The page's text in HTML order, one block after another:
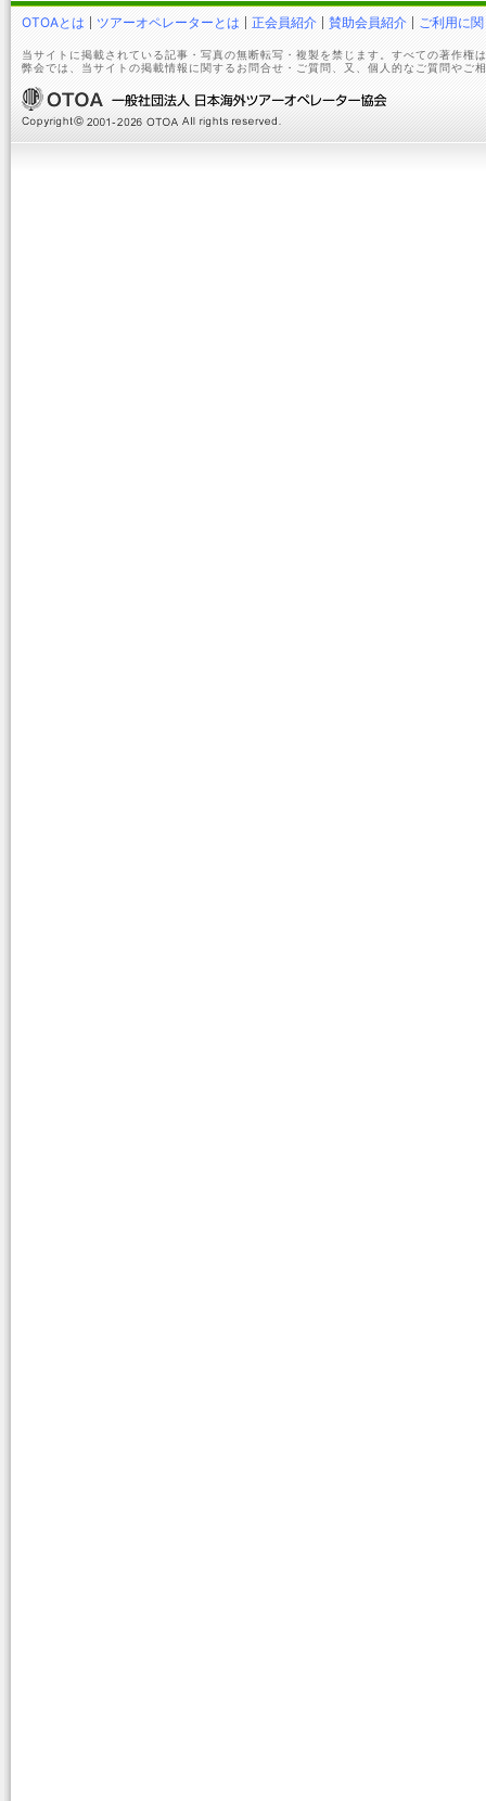
OTOAとは ツアーオペレーターとは 正会員紹介 賛助会員紹介 ご利用に
当サイトに掲載されている記事・写真の無断転写・複製を禁じます。すべての著作権
弊会では、当サイトの掲載情報に関するお問合せ・ご質問、又、個人的なご質問やご